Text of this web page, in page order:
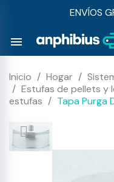
ENVÍOS
menu
Inicio Hogar
Estufas de pellets y
estufas
Tapa Purga